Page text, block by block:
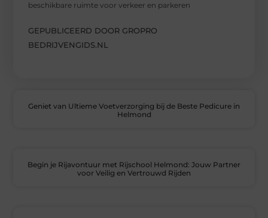
beschikbare ruimte voor verkeer en parkeren
GEPUBLICEERD DOOR GROPRO
BEDRIJVENGIDS.NL
Geniet van Ultieme Voetverzorging bij de Beste Pedicure in
Helmond
Begin je Rijavontuur met Rijschool Helmond: Jouw Partner
voor Veilig en Vertrouwd Rijden